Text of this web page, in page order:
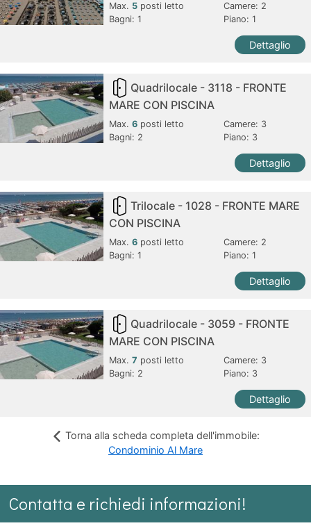
Max. 5 posti letto Camere: 2
Bagni:1 Piano: 1
Dettaglio
Quadrilocale - 3118 - FRONTE
MARE CON PISCINA
Max.6 posti letto Camere: 3
Bagni: 2 Piano: 3
Dettaglio
Trilocale - 1028 - FRONTE MARE
CON PISCINA
Max.6 posti letto Camere: 2
Bagni:1 Piano: 1
Dettaglio
Quadrilocale - 3059 - FRONTE
MARE CON PISCINA
Max.7 posti letto Camere: 3
Bagni: 2 Piano: 3
Dettaglio
Torna alla scheda completa dell'immobile:
Condominio Al Mare
Contatta e richiedi informazioni!